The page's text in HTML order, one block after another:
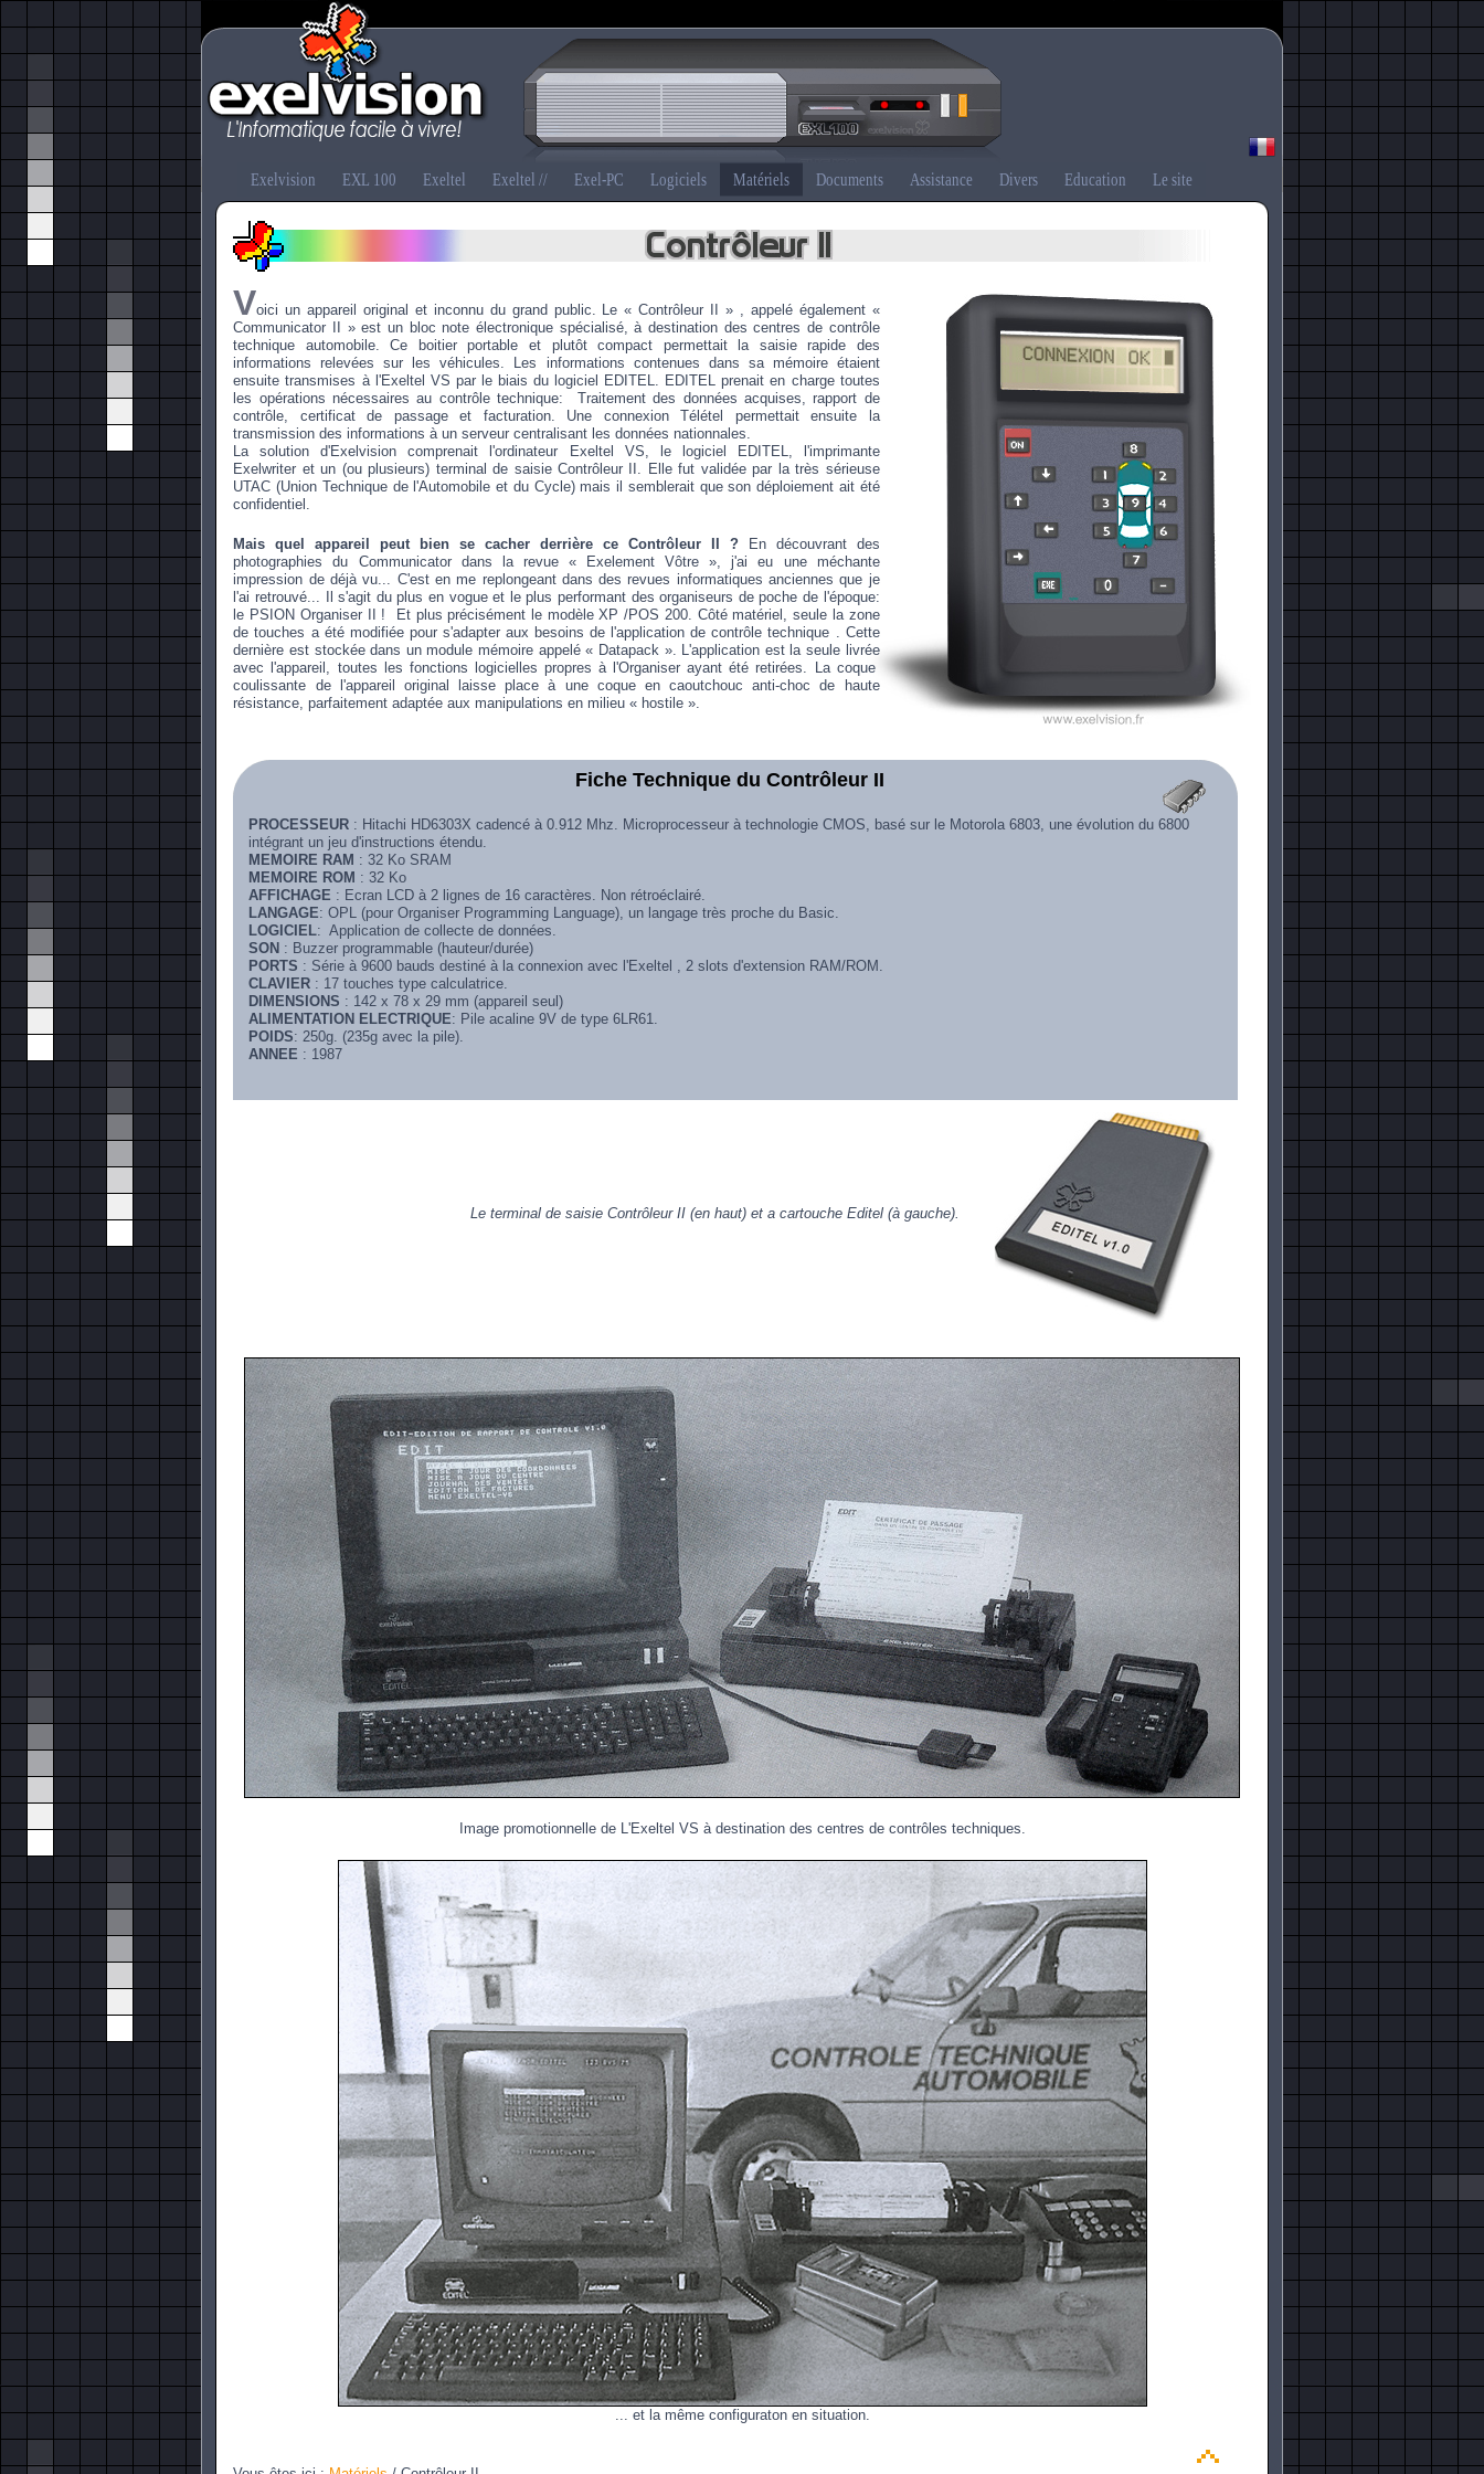
Exelvision EXL 100 Exeltel Exeltel // Exel-PC Logiciels Matériels Documents Assistance Divers Education Le site
Voici un appareil original et inconnu du grand public. Le « Contrôleur II » , appelé également «
Communicator II » est un bloc note électronique spécialisé, à destination des centres de contrôle
technique automobile. Ce boitier portable et plutôt compact permettait la saisie rapide des
informations relevées sur les véhicules. Les informations contenues dans sa mémoire étaient
ensuite transmises à l'Exeltel VS par le biais du logiciel EDITEL. EDITEL prenait en charge toutes
les opérations nécessaires au contrôle technique: Traitement des données acquises, rapport de
contrôle, certificat de passage et facturation. Une connexion Télétel permettait ensuite la
transmission des informations à un serveur centralisant les données nationnales.
La solution d'Exelvision comprenait l'ordinateur Exeltel VS, le logiciel EDITEL, l'imprimante
Exelwriter et un (ou plusieurs) terminal de saisie Contrôleur II. Elle fut validée par la très sérieuse
UTAC (Union Technique de l'Automobile et du Cycle) mais il semblerait que son déploiement ait été
confidentiel.
Mais quel appareil peut bien se cacher derrière ce Contrôleur II ?
En découvrant des
photographies du Communicator dans la revue « Exelement Vôtre », j'ai eu une méchante
impression de déjà vu... C'est en me replongeant dans des revues informatiques anciennes que je
l'ai retrouvé... Il s'agit du plus en vogue et le plus performant des organiseurs de poche de l'époque:
le PSION Organiser II ! Et plus précisément le modèle XP /POS 200. Côté matériel, seule la zone
de touches a été modifiée pour s'adapter aux besoins de l'application de contrôle technique . Cette
dernière est stockée dans un module mémoire appelé « Datapack ». L'application est la seule livrée
avec l'appareil, toutes les fonctions logicielles propres à l'Organiser ayant été retirées. La coque
coulissante de l'appareil original laisse place à une coque en caoutchouc anti-choc de haute
résistance, parfaitement adaptée aux manipulations en milieu « hostile ».
Fiche Technique du Contrôleur II
PROCESSEUR : Hitachi HD6303X cadencé à 0.912 Mhz. Microprocesseur à technologie CMOS, basé sur le Motorola 6803, une évolution du 6800
intégrant un jeu d'instructions étendu.
MEMOIRE RAM : 32 Ko SRAM
MEMOIRE ROM : 32 Ko
AFFICHAGE : Ecran LCD à 2 lignes de 16 caractères. Non rétroéclairé.
LANGAGE: OPL (pour Organiser Programming Language), un langage très proche du Basic.
LOGICIEL: Application de collecte de données.
SON : Buzzer programmable (hauteur/durée)
PORTS : Série à 9600 bauds destiné à la connexion avec l'Exeltel , 2 slots d'extension RAM/ROM.
CLAVIER : 17 touches type calculatrice.
DIMENSIONS : 142 x 78 x 29 mm (appareil seul)
ALIMENTATION ELECTRIQUE: Pile acaline 9V de type 6LR61.
POIDS: 250g. (235g avec la pile).
ANNEE : 1987
Le terminal de saisie Contrôleur II (en haut)et a cartouche Editel (à gauche).
Image promotionnelle de L'Exeltel VS à destination des centres de contrôles techniques.
... et la même configuraton en situation.